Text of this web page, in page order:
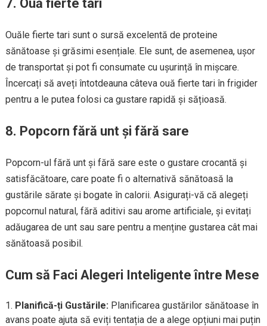
7. Ouă fierte tari
Ouăle fierte tari sunt o sursă excelentă de proteine
sănătoase și grăsimi esențiale. Ele sunt, de asemenea, ușor
de transportat și pot fi consumate cu ușurință în mișcare.
Încercați să aveți întotdeauna câteva ouă fierte tari în frigider
pentru a le putea folosi ca gustare rapidă și sățioasă.
8. Popcorn fără unt și fără sare
Popcorn-ul fără unt și fără sare este o gustare crocantă și
satisfăcătoare, care poate fi o alternativă sănătoasă la
gustările sărate și bogate în calorii. Asigurați-vă că alegeți
popcornul natural, fără aditivi sau arome artificiale, și evitați
adăugarea de unt sau sare pentru a menține gustarea cât mai
sănătoasă posibil.
Cum să Faci Alegeri Inteligente între Mese
Planifică-ți Gustările: Planificarea gustărilor sănătoase în
avans poate ajuta să eviți tentația de a alege opțiuni mai puțin